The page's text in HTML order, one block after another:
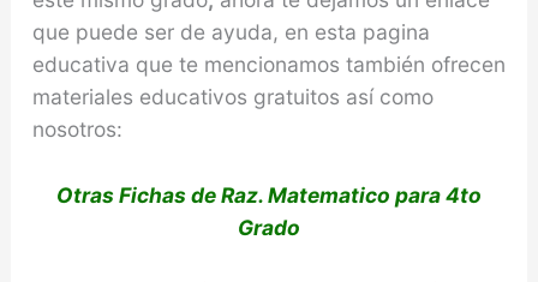
que puede ser de ayuda, en esta pagina
educativa que te mencionamos también ofrecen
materiales educativos gratuitos así como
nosotros:
Otras Fichas de Raz. Matematico para 4to
Grado